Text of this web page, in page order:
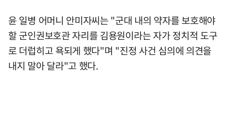
윤 일병 어머니 안미자씨는 "군대 내의 약자를 보호해야
할 군인권보호관 자리를 김용원이라는 자가 정치적 도구
로 더럽히고 욕되게 했다"며 "진정 사건 심의에 의견을
내지 말아 달라"고 했다.